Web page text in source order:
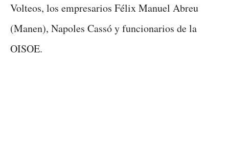
Volteos, los empresarios Félix Manuel Abreu
(Manen), Napoles Cassó y funcionarios de la
OISOE.